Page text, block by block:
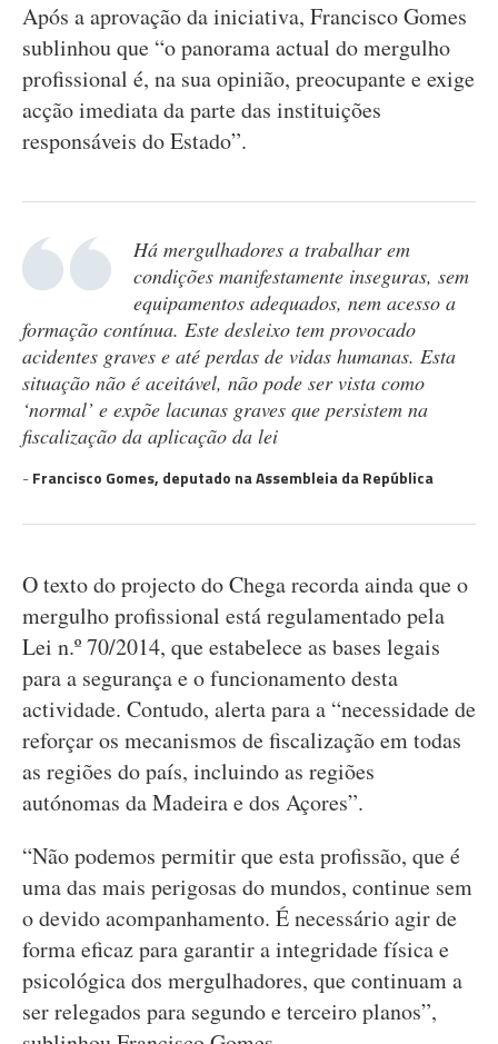
Após a aprovação da iniciativa, Francisco Gomes
sublinhou que “o panorama actual do mergulho
profissional é, na sua opinião, preocupante e exige
acção imediata da parte das instituições
responsáveis do Estado”.
Há mergulhadores a trabalhar em
condições manifestamente inseguras, sem
equipamentos adequados, nem acesso a
formação contínua. Este desleixo tem provocado
acidentes graves e até perdas de vidas humanas. Esta
situação não é aceitável, não pode ser vista como
‘normal’ e expõe lacunas graves que persistem na
fiscalização da aplicação da lei
Francisco Gomes, deputado na Assembleia da República
O texto do projecto do Chega recorda ainda que o
mergulho profissional está regulamentado pela
Lei n.º 70/2014, que estabelece as bases legais
para a segurança e o funcionamento desta
actividade. Contudo, alerta para a “necessidade de
reforçar os mecanismos de fiscalização em todas
as regiões do país, incluindo as regiões
autónomas da Madeira e dos Açores”.
“Não podemos permitir que esta profissão, que é
uma das mais perigosas do mundos, continue sem
o devido acompanhamento. É necessário agir de
forma eficaz para garantir a integridade física e
psicológica dos mergulhadores, que continuam a
ser relegados para segundo e terceiro planos”,